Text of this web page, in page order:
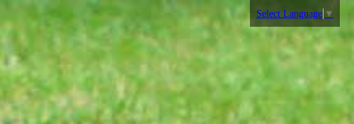
Select Language ▼